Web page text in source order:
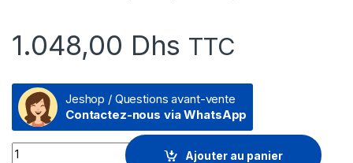
1.048,00 Dhs TTC
Jeshop / Questions avant-vente
Contactez-nous via WhatsApp
Clavier gaming rétroéclairé mécanique Logitech G G413
Ajouter au panier